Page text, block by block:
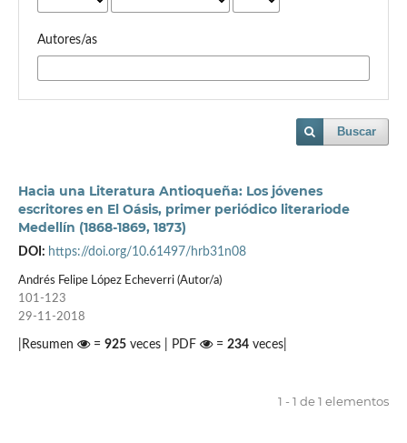
Autores/as
Buscar
Hacia una Literatura Antioqueña: Los jóvenes
escritores en El Oásis, primer periódico literariode
Medellín (1868-1869, 1873)
DOI: https://doi.org/10.61497/hrb31n08
Andrés Felipe López Echeverri (Autor/a)
101-123
29-11-2018
|Resumen = 925veces | PDF = 234veces|
1 - 1 de 1 elementos